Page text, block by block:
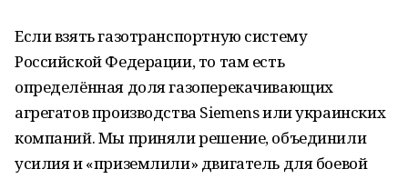
Если взять газотранспортную систему
Российской Федерации, то там есть
определённая доля газоперекачивающих
агрегатов производства Siemens или украинских
компаний. Мы приняли решение, объединили
усилия и «приземлили» двигатель для боевой